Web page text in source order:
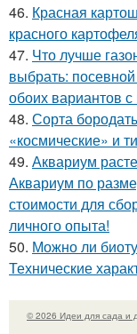
46. Красная
красного
47. Что лучше
выбрать:
обоих вариантов
48. Сорта
«космические» и
49. Аквариум
Аквариум по
стоимости для
личного опыта!
50. Можно ли
Технические
© 2026 Идеи для сада и